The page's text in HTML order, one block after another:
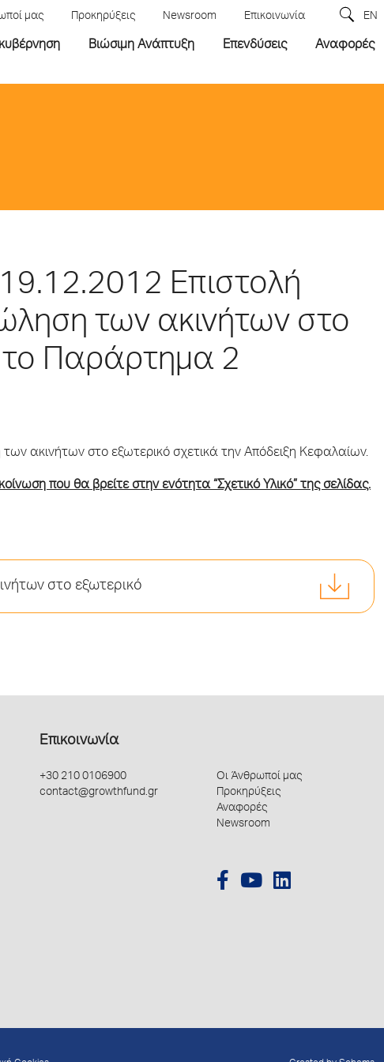
μας Προκηρύξεις Newsroom Επικοινωνία EN
Βιώσιμη Ανάπτυξη Επενδύσεις Αναφορές
Επιστολή
των ακινήτων στο
το Παράρτημα 2
των ακινήτων στο εξωτερικό σχετικά την Απόδειξη Κεφαλαίων.
που θα βρείτε στην ενότητα “Σχετικό Υλικό” της σελίδας.
στο εξωτερικό
Επικοινωνία
+30 210 0106900
contact@growthfund.gr
Οι Άνθρωποί μας
Προκηρύξεις
Αναφορές
Newsroom